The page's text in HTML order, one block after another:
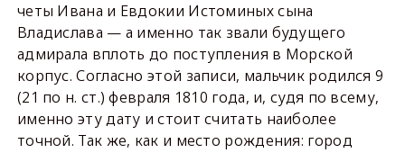
четы Ивана и Евдокии Истоминых сына
Владислава — а именно так звали будущего
адмирала вплоть до поступления в Морской
корпус. Согласно этой записи, мальчик родился 9
(21 по н. ст.) февраля 1810 года, и, судя по всему,
именно эту дату и стоит считать наиболее
точной. Так же, как и место рождения: город